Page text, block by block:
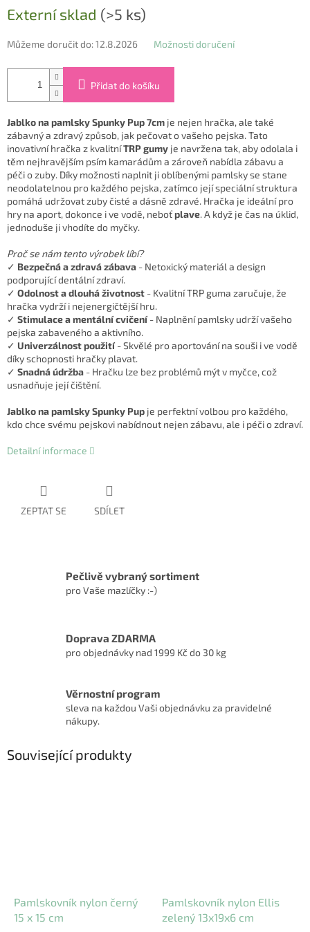
cena:
Externí sklad (>5 ks)
Můžeme doručit do:12.8.2026 Možnosti doručení
Přidat do košíku
Jablko na pamlsky Spunky Pup 7cm je nejen hračka, ale také
zábavný a zdravý způsob, jak pečovat o vašeho pejska. Tato
inovativní hračka z kvalitníTRP gumy je navržena tak, aby odolala i
těm nejhravějším psím kamarádům a zároveň nabídla zábavu a
péči o zuby. Díky možnosti naplnit ji oblíbenými pamlsky se stane
neodolatelnou pro každého pejska, zatímco její speciální struktura
pomáhá udržovat zuby čisté a dásně zdravé. Hračka je ideální pro
hry na aport, dokonce i ve vodě, neboťplave. A když je čas na úklid,
jednoduše ji vhodíte do myčky.
Proč se nám tento výrobek líbí?
✓ Bezpečná a zdravá zábava - Netoxický materiál a design
podporující dentální zdraví.
✓ Odolnost a dlouhá životnost - Kvalitní TRP guma zaručuje, že
hračka vydrží i nejenergičtější hru.
✓ Stimulace a mentální cvičení- Naplnění pamlsky udrží vašeho
pejska zabaveného a aktivního.
✓ Univerzálnost použití- Skvělé pro aportování na souši i ve vodě
díky schopnosti hračky plavat.
✓ Snadná údržba - Hračku lze bez problémů mýt v myčce, což
usnadňuje její čištění.
Jablko na pamlsky Spunky Pup je perfektní volbou pro každého,
kdo chce svému pejskovi nabídnout nejen zábavu, ale i péči o zdraví.
Detailní informace
ZEPTAT SE SDÍLET
Pečlivě vybraný sortiment
pro Vaše mazlíčky :-)
Doprava ZDARMA
pro objednávky nad 1999 Kč do 30 kg
Věrnostní program
sleva na každou Vaši objednávku za pravidelné
nákupy.
Související produkty
Pamlskovník nylon černý
15 x 15 cm
Pamlskovník nylon Ellis
zelený 13x19x6 cm